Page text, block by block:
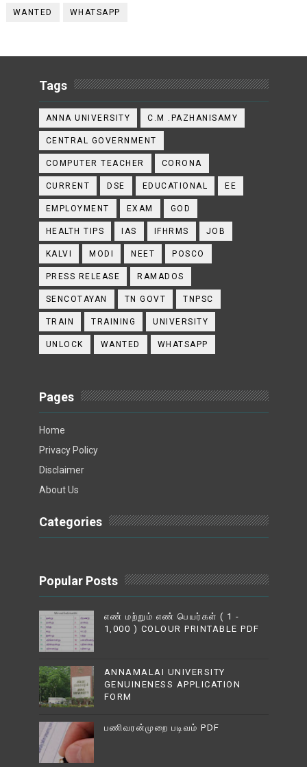
WANTED WHATSAPP
Tags
ANNA UNIVERSITY C.M .PAZHANISAMY
CENTRAL GOVERNMENT
COMPUTER TEACHER CORONA
CURRENT DSE EDUCATIONAL EE
EMPLOYMENT EXAM GOD
HEALTH TIPS IAS IFHRMS JOB
KALVI MODI NEET POSCO
PRESS RELEASE RAMADOS
SENCOTAYAN TN GOVT TNPSC
TRAIN TRAINING UNIVERSITY
UNLOCK WANTED WHATSAPP
Pages
Home
Privacy Policy
Disclaimer
About Us
Categories
Popular Posts
எண் மற்றும் எண் பெயர்கள் ( 1 -
1,000 ) COLOUR PRINTABLE PDF
ANNAMALAI UNIVERSITY
GENUINENESS APPLICATION
FORM
பணிவரன்முறை படிவம் PDF